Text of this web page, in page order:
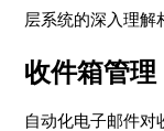
层系统的深入理解
收件箱管理
自动化电子邮件对